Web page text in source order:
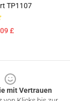
TP1107
£
mit Vertrauen